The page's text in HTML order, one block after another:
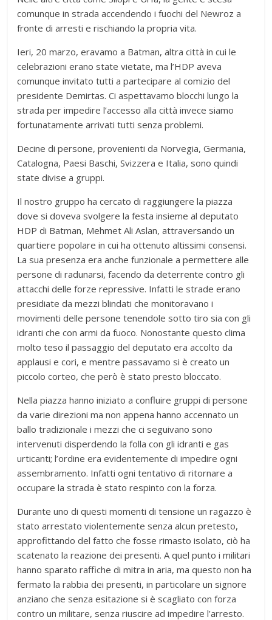
comunque in strada accendendo i fuochi del Newroz a
fronte di arresti e rischiando la propria vita.
Ieri, 20 marzo, eravamo a Batman, altra città in cui le
celebrazioni erano state vietate, ma l’HDP aveva
comunque invitato tutti a partecipare al comizio del
presidente Demirtas. Ci aspettavamo blocchi lungo la
strada per impedire l’accesso alla città invece siamo
fortunatamente arrivati tutti senza problemi.
Decine di persone, provenienti da Norvegia, Germania,
Catalogna, Paesi Baschi, Svizzera e Italia, sono quindi
state divise a gruppi.
Il nostro gruppo ha cercato di raggiungere la piazza
dove si doveva svolgere la festa insieme al deputato
HDP di Batman, Mehmet Ali Aslan, attraversando un
quartiere popolare in cui ha ottenuto altissimi consensi.
La sua presenza era anche funzionale a permettere alle
persone di radunarsi, facendo da deterrente contro gli
attacchi delle forze repressive. Infatti le strade erano
presidiate da mezzi blindati che monitoravano i
movimenti delle persone tenendole sotto tiro sia con gli
idranti che con armi da fuoco. Nonostante questo clima
molto teso il passaggio del deputato era accolto da
applausi e cori, e mentre passavamo si è creato un
piccolo corteo, che però è stato presto bloccato.
Nella piazza hanno iniziato a confluire gruppi di persone
da varie direzioni ma non appena hanno accennato un
ballo tradizionale i mezzi che ci seguivano sono
intervenuti disperdendo la folla con gli idranti e gas
urticanti; l’ordine era evidentemente di impedire ogni
assembramento. Infatti ogni tentativo di ritornare a
occupare la strada è stato respinto con la forza.
Durante uno di questi momenti di tensione un ragazzo è
stato arrestato violentemente senza alcun pretesto,
approfittando del fatto che fosse rimasto isolato, ciò ha
scatenato la reazione dei presenti. A quel punto i militari
hanno sparato raffiche di mitra in aria, ma questo non ha
fermato la rabbia dei presenti, in particolare un signore
anziano che senza esitazione si è scagliato con forza
contro un militare, senza riuscire ad impedire l’arresto.